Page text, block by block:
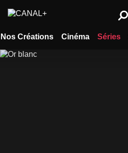
Nos Créations Cinéma Séries